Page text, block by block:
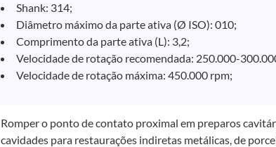
Shank: 314;
Diâmetro máximo da parte ativa (Ø ISO): 010;
Comprimento da parte ativa (L): 3,2;
Velocidade de rotação recomendada: 250.000-
Velocidade de rotação máxima: 450.000 rpm;
Romper o ponto de contato proximal em preparos
cavidades para restaurações indiretas metálicas, de